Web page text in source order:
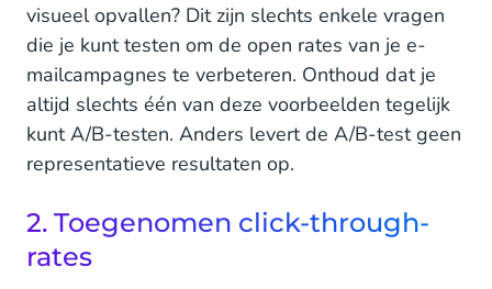
visueel opvallen? Dit zijn slechts enkele vragen
die je kunt testen om de open rates van je e-
mailcampagnes te verbeteren. Onthoud dat je
altijd slechts één van deze voorbeelden tegelijk
kunt A/B-testen. Anders levert de A/B-test geen
representatieve resultaten op.
2. Toegenomen click-through-
rates